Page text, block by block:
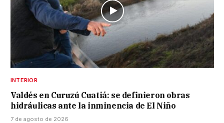
INTERIOR
Valdés en Curuzú Cuatiá: se definieron obras
hidráulicas ante la inminencia de El Niño
7 de agosto de 2026